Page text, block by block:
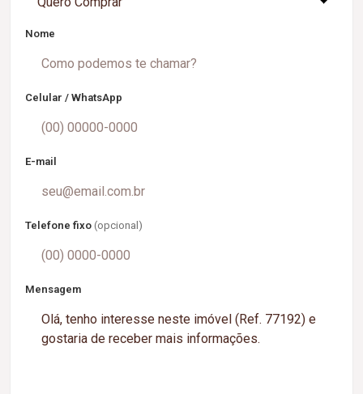
Nome
Celular / WhatsApp
E-mail
Telefone fixo (opcional)
Mensagem